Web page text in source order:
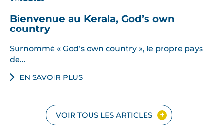
Bienvenue au Kerala, God’s own
country
Surnommé « God’s own country », le propre pays
de…
EN SAVOIR PLUS
VOIR TOUS LES ARTICLES